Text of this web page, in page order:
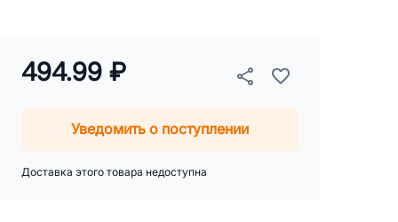
494.99 ₽
Уведомить о поступлении
Доставка этого товара недоступна